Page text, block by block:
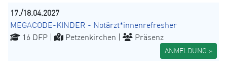
17./18.04.2027
MEGACODE-KINDER - Notärzt*innenrefresher
16 DFP |
Petzenkirchen | Präsenz
ANMELDUNG »